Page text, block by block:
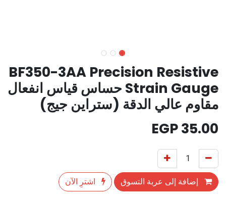
BF350-3AA Precision Resistive
Strain Gauge حساس قياس انفعال
مقاوم عالي الدقة (ستراين جيج)
35.00
إضافة إلى عربة التسوق اشترِ الآن